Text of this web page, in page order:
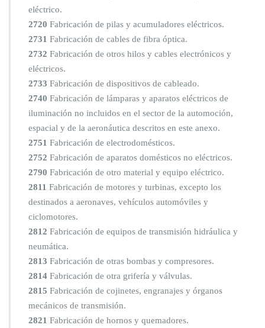
eléctrico.
2720 Fabricación de pilas y acumuladores eléctricos.
2731 Fabricación de cables de fibra óptica.
2732 Fabricación de otros hilos y cables electrónicos y
eléctricos.
2733 Fabricación de dispositivos de cableado.
2740 Fabricación de lámparas y aparatos eléctricos de
iluminación no incluidos en el sector de la automoción,
espacial y de la aeronáutica descritos en este anexo.
2751 Fabricación de electrodomésticos.
2752 Fabricación de aparatos domésticos no eléctricos.
2790 Fabricación de otro material y equipo eléctrico.
2811 Fabricación de motores y turbinas, excepto los
destinados a aeronaves, vehículos automóviles y
ciclomotores.
2812 Fabricación de equipos de transmisión hidráulica y
neumática.
2813 Fabricación de otras bombas y compresores.
2814 Fabricación de otra grifería y válvulas.
2815 Fabricación de cojinetes, engranajes y órganos
mecánicos de transmisión.
2821 Fabricación de hornos y quemadores.